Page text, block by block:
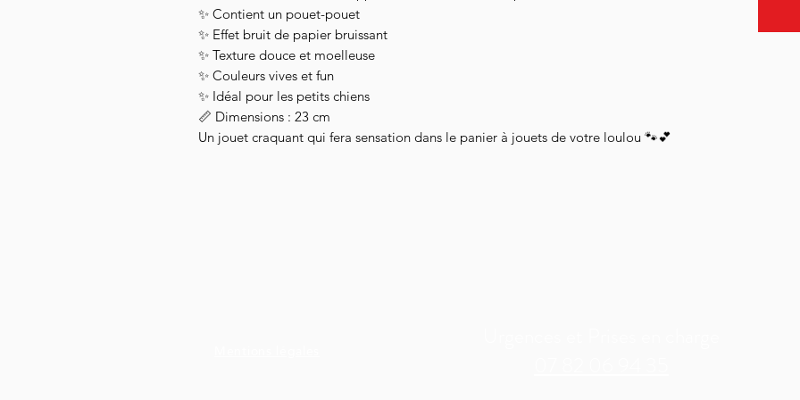
✨ Contient un pouet-pouet
✨ Effet bruit de papier bruissant
✨ Texture douce et moelleuse
✨ Couleurs vives et fun
✨ Idéal pour les petits chiens
📏 Dimensions : 23 cm
Un jouet craquant qui fera sensation dans le panier à jouets de votre loulou 🐾💕